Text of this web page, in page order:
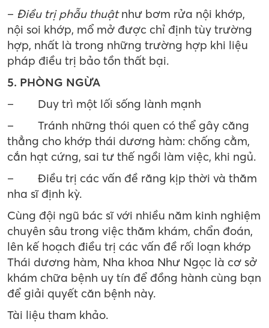
– Điều trị phẫu thuậtnhư bơm rửa nội khớp,
nội soi khớp, mổ mở được chỉ định tùy trường
hợp, nhất là trong những trường hợp khi liệu
pháp điều trị bảo tồn thất bại.
5. PHÒNG NGỪA
–
Duy trì một lối sống lành mạnh
–
Tránh những thói quen có thể gây căng
thẳng cho khớp thái dương hàm: chống cằm,
cắn hạt cứng, sai tư thế ngồi làm việc, khi ngủ.
–
Điều trị các vấn đề răng kịp thời và thăm
nha sĩ định kỳ.
Cùng đội ngũ bác sĩ với nhiều năm kinh nghiệm
chuyên sâu trong việc thăm khám, chẩn đoán,
lên kế hoạch điều trị các vấn đề rối loạn khớp
Thái dương hàm, Nha khoa Như Ngọc là cơ sở
khám chữa bệnh uy tín để đồng hành cùng bạn
để giải quyết căn bệnh này.
Tài liệu tham khảo.